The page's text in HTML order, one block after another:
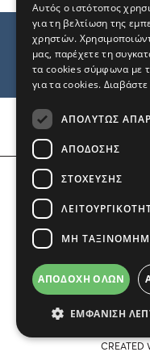
CREATED
Αυτός ο ιστότοπος
για τη βελτίωση της
χρηστών.
μας, παρέχετε τη
τα cookies σύμφωνα με
για τα cookies.
ΑΠΟΛΎΤΩΣ
ΑΠΌΔΟΣΗΣ
ΣΤΌΧΕΥΣΗΣ
ΜΗ
ΑΠΟΔΟΧΉ ΌΛΩΝ
ΕΜΦΆΝΙΣΗ